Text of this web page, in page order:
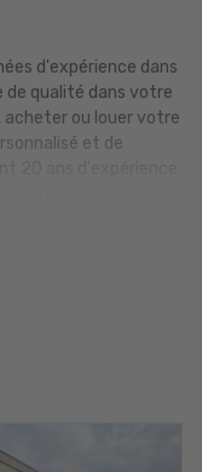
d'expérience dans
de qualité dans votre
acheter ou louer votre
et de
des normes